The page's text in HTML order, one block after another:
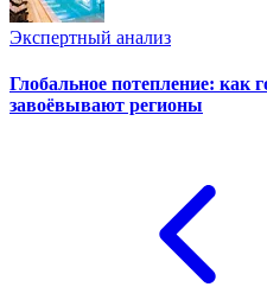
Экспертный анализ
Глобальное потепление: как
завоёвывают регионы